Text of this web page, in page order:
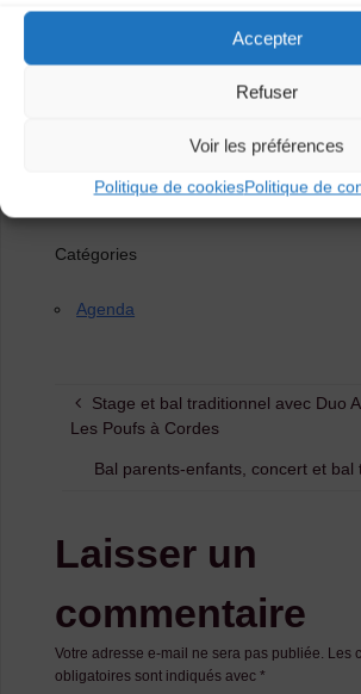
Accepter
Refuser
Voir les préférences
Politique de cookiesPolitique de
proposent un bal où les mélodies
attirant et propulsant les acteurs
effrénées. »
www.cdmdt43.fr
Catégories
Agenda
Stage et bal traditionnel avec Duo
Les Poufs à Cordes
Bal parents-enfants, concert et bal
Laisser un
commentaire
Votre adresse e-mail ne sera pas publiée. Les
obligatoires sont indiqués avec *